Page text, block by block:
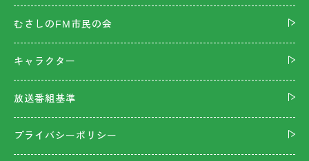
むさしのFM市民の会
キャラクター
放送番組基準
プライバシーポリシー